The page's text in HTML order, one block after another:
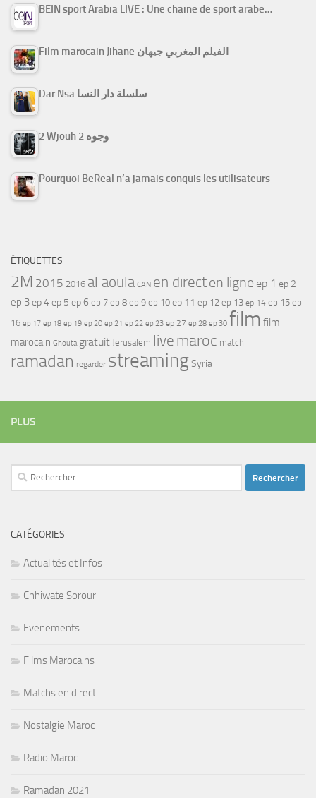
BEIN sport Arabia LIVE : Une chaine de sport arabe…
Film marocain Jihane الفيلم المغربي جيهان
Dar Nsa سلسلة دار النسا
2 Wjouh 2 وجوه
Pourquoi BeReal n’a jamais conquis les utilisateurs
ÉTIQUETTES
2M 2015 2016 al aoula CAN en directen ligne ep 1 ep 2
ep 3ep 4ep 5 ep 6 ep 7 ep 8 ep 9 ep 10 ep 11 ep 12 ep 13 ep 14 ep 15 ep
16 ep 17 ep 18 ep 19 ep 20 ep 21 ep 22 ep 23 ep 27 ep 28 ep 30 film film
marocain Ghouta gratuit Jerusalem live maroc match
ramadan regarder streamingSyria
PLUS
Rechercher :
CATÉGORIES
Actualités et Infos
Chhiwate Sorour
Evenements
Films Marocains
Matchs en direct
Nostalgie Maroc
Radio Maroc
Ramadan 2021